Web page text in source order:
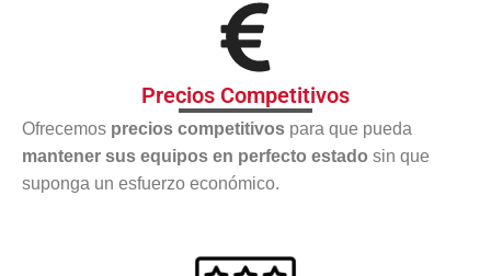
Precios Competitivos
Ofrecemos precios competitivos para que pueda
mantener sus equipos en perfecto estado sin que
suponga un esfuerzo económico.